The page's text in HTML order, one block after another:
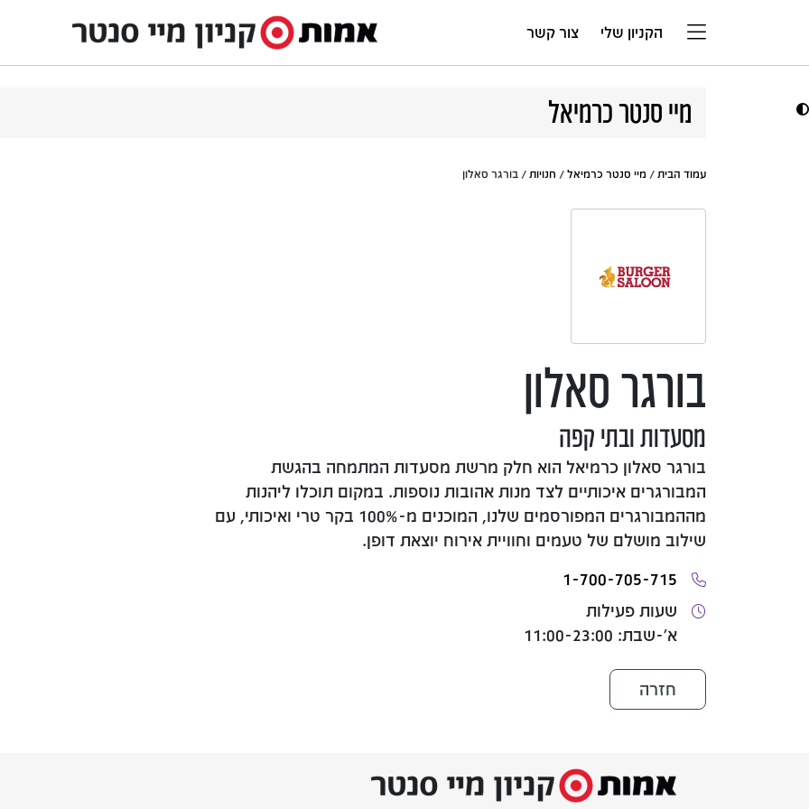
הקניון שלי צור קשר
מיי סנטר כרמיאל
עמוד הבית / מיי סנטר כרמיאל / חנויות / בורגר סאלון
בורגר סאלון
מסעדות ובתי קפה
בורגר סאלון כרמיאל הוא חלק מרשת מסעדות המתמחה בהגשת
המבורגרים איכותיים לצד מנות אהובות נוספות. במקום תוכלו ליהנות
מההמבורגרים המפורסמים שלנו, המוכנים מ-100% בקר טרי ואיכותי, עם
שילוב מושלם של טעמים וחוויית אירוח יוצאת דופן.
1-700-705-715
שעות פעילות
א'-שבת: 11:00-23:00
חזרה